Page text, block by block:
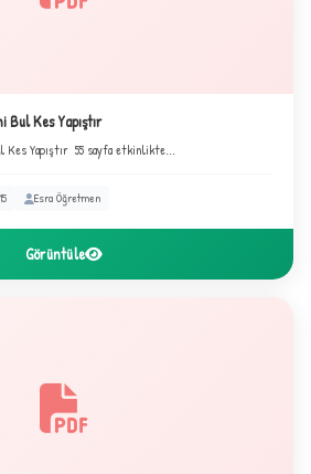
Kes Yapıştır
Kes Yapıştır 55 sayfa etkinlikte...
Esra Öğretmen
Görüntüle